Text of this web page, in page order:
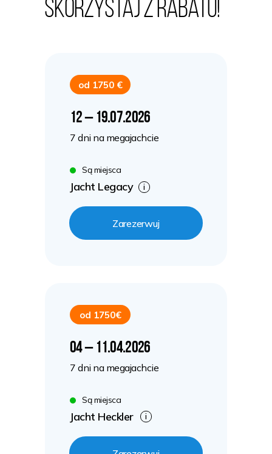
skorzystaj z rabatu!
Zarezerwuj
12 – 19.07.2026
Są miejsca
7 dni na megajachcie
od 1750 €
04 – 11.04.2026
Są miejsca
7 dni na megajachcie
od 1750€
Jacht Legacy
Jacht Heckler
i
i